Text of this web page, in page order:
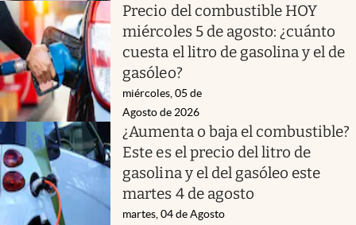
Precio del combustible HOY
miércoles 5 de agosto: ¿cuánto
cuesta el litro de gasolina y el de
gasóleo?
miércoles, 05 de
Agosto de 2026
¿Aumenta o baja el combustible?
Este es el precio del litro de
gasolina y el del gasóleo este
martes 4 de agosto
martes, 04 de Agosto